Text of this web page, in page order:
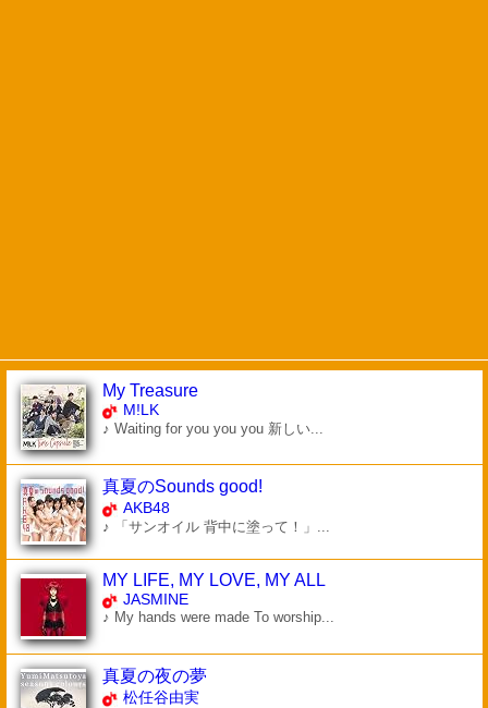
My Treasure
M!LK
♪ Waiting for you you you 新しい...
真夏のSounds good!
AKB48
♪ 「サンオイル 背中に塗って！」...
MY LIFE, MY LOVE, MY ALL
JASMINE
♪ My hands were made To worship...
真夏の夜の夢
松任谷由実